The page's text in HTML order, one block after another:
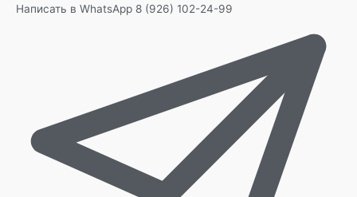
Написать в WhatsApp 8 (926) 102-24-99